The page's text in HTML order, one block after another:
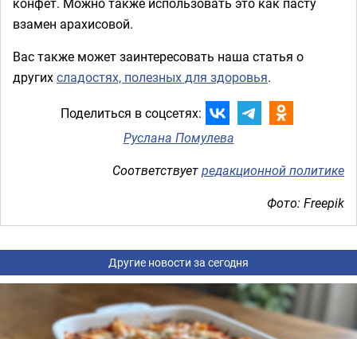
взамен арахисовой.
Вас также может заинтересовать наша статья о
другихсладостях, полезных для здоровья.
Поделиться в соцсетях:
Руслана Помулева
Соответствуетредакционной политике
Фото: Freepik
Другие новости за сегодня